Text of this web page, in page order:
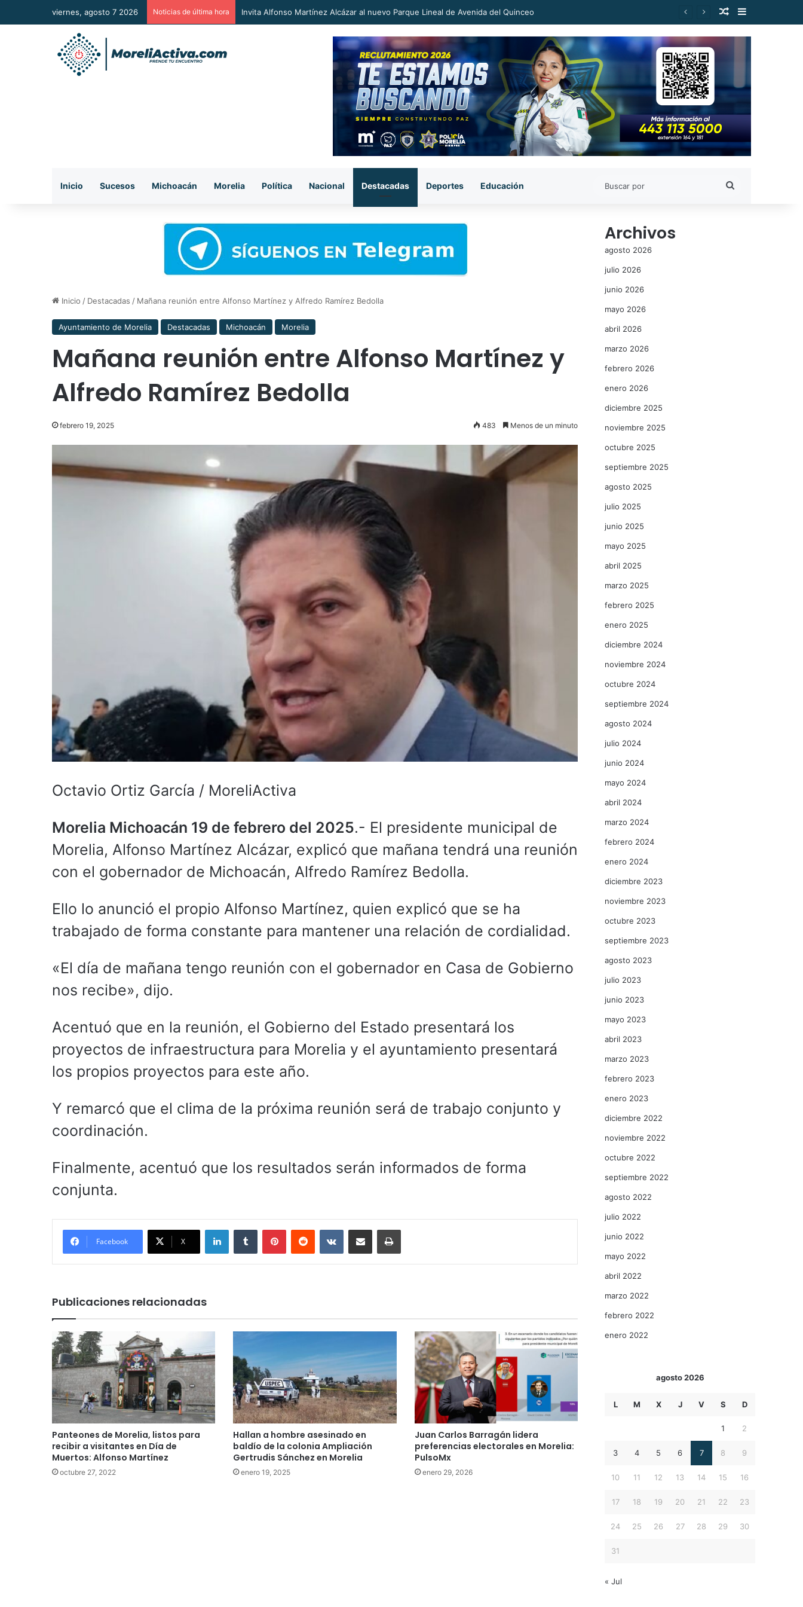
viernes, agosto 7 2026 Noticias de última hora Vinculan a proceso al «R1» por homicidio del ex alcalde Carlos Manzo Publicación al
Barra lateral
Inicio Sucesos Michoacán Morelia Política Nacional Destacadas Deportes Educación
Inicio / Destacadas / Mañana reunión entre Alfonso Martínez y Alfredo Ramírez Bedolla
Ayuntamiento de Morelia Destacadas Michoacán Morelia
Mañana reunión entre Alfonso Martínez y
Alfredo Ramírez Bedolla
febrero 19, 2025 483 Menos de un minuto
Octavio Ortiz García / MoreliActiva
Morelia Michoacán 19 de febrero del 2025.- El presidente municipal de
Morelia, Alfonso Martínez Alcázar, explicó que mañana tendrá una reunión
con el gobernador de Michoacán, Alfredo Ramírez Bedolla.
Ello lo anunció el propio Alfonso Martínez, quien explicó que se ha
trabajado de forma constante para mantener una relación de cordialidad.
«El día de mañana tengo reunión con el gobernador en Casa de Gobierno
nos recibe», dijo.
Acentuó que en la reunión, el Gobierno del Estado presentará los
proyectos de infraestructura para Morelia y el ayuntamiento presentará
los propios proyectos para este año.
Y remarcó que el clima de la próxima reunión será de trabajo conjunto y
coordinación.
Finalmente, acentuó que los resultados serán informados de forma
conjunta.
Facebook X
LinkedInTumblr PinterestReddit VKontakteCompartir por correo electrónicoImprimir
Publicaciones relacionadas
Panteones de Morelia, listos para
recibir a visitantes en Día de
Muertos: Alfonso Martínez
octubre 27, 2022
Hallan a hombre asesinado en
baldío de la colonia Ampliación
Gertrudis Sánchez en Morelia
enero 19, 2025
Juan Carlos Barragán lidera
preferencias electorales en Morelia:
PulsoMx
enero 29, 2026
Archivos
agosto 2026
julio 2026
junio 2026
mayo 2026
abril 2026
marzo 2026
febrero 2026
enero 2026
diciembre 2025
noviembre 2025
octubre 2025
septiembre 2025
agosto 2025
julio 2025
junio 2025
mayo 2025
abril 2025
marzo 2025
febrero 2025
enero 2025
diciembre 2024
noviembre 2024
octubre 2024
septiembre 2024
agosto 2024
julio 2024
junio 2024
mayo 2024
abril 2024
marzo 2024
febrero 2024
enero 2024
diciembre 2023
noviembre 2023
octubre 2023
septiembre 2023
agosto 2023
julio 2023
junio 2023
mayo 2023
abril 2023
marzo 2023
febrero 2023
enero 2023
diciembre 2022
noviembre 2022
octubre 2022
septiembre 2022
agosto 2022
julio 2022
junio 2022
mayo 2022
abril 2022
marzo 2022
febrero 2022
enero 2022
agosto 2026
L M X J V S D
1 2
3 4 5 6 7 8 9
10 11 12 13 14 15 16
17 18 19 20 21 22 23
24 25 26 27 28 29 30
31
« Jul